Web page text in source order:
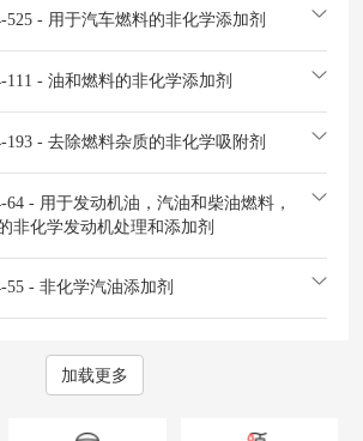
525 - 用于汽车燃料的非化学添加剂
111 - 油和燃料的非化学添加剂
193 - 去除燃料杂质的非化学吸附剂
64 - 用于发动机油，汽油和柴油燃料，
非化学发动机处理和添加剂
55 - 非化学汽油添加剂
加载更多